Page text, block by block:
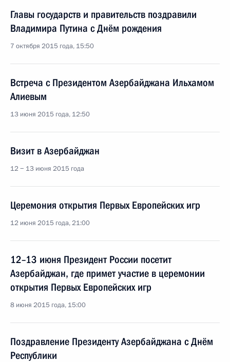
Главы государств и правительств поздравили
Владимира Путина с Днём рождения
7 октября 2015 года, 15:50
Встреча с Президентом Азербайджана Ильхамом
Алиевым
13 июня 2015 года, 12:50
Визит в Азербайджан
12 − 13 июня 2015 года
Церемония открытия Первых Европейских игр
12 июня 2015 года, 21:00
12–13 июня Президент России посетит
Азербайджан, где примет участие в церемонии
открытия Первых Европейских игр
8 июня 2015 года, 15:00
Поздравление Президенту Азербайджана с Днём
Республики